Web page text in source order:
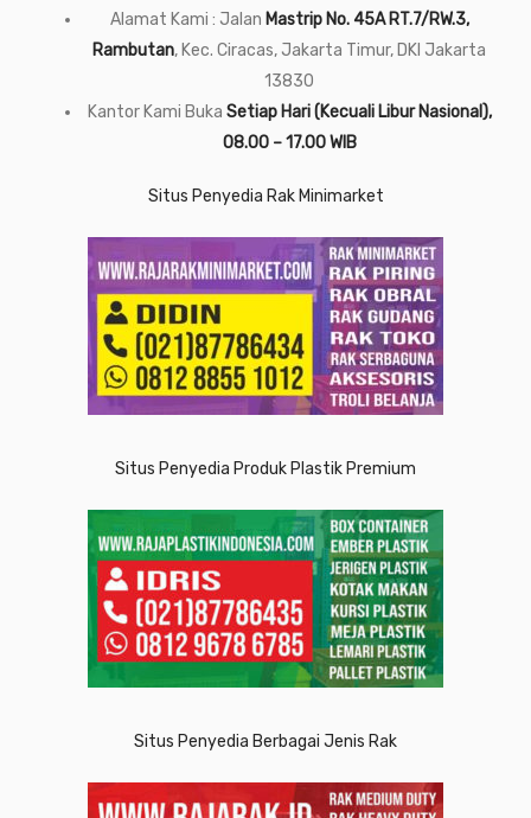
Alamat Kami : Jalan Mastrip No. 45A RT.7/RW.3,
Rambutan, Kec. Ciracas, Jakarta Timur, DKI Jakarta
13830
Kantor Kami Buka Setiap Hari (Kecuali Libur Nasional),
08.00 – 17.00 WIB
Situs Penyedia Rak Minimarket
Situs Penyedia Produk Plastik Premium
Situs Penyedia Berbagai Jenis Rak